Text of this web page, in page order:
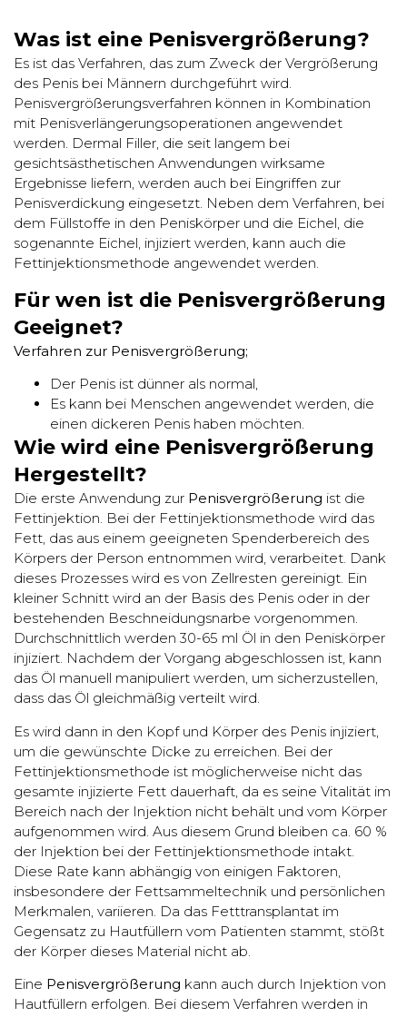
Was ist eine Penisvergrößerung?
Es ist das Verfahren, das zum Zweck der Vergrößerung
des Penis bei Männern durchgeführt wird.
Penisvergrößerungsverfahren können in Kombination
mit Penisverlängerungsoperationen angewendet
werden. Dermal Filler, die seit langem bei
gesichtsästhetischen Anwendungen wirksame
Ergebnisse liefern, werden auch bei Eingriffen zur
Penisverdickung eingesetzt. Neben dem Verfahren, bei
dem Füllstoffe in den Peniskörper und die Eichel, die
sogenannte Eichel, injiziert werden, kann auch die
Fettinjektionsmethode angewendet werden.
Für wen ist die Penisvergrößerung
Geeignet?
Verfahren zur Penisvergrößerung;
Der Penis ist dünner als normal,
Es kann bei Menschen angewendet werden, die
einen dickeren Penis haben möchten.
Wie wird eine Penisvergrößerung
Hergestellt?
Die erste Anwendung zur Penisvergrößerung ist die
Fettinjektion. Bei der Fettinjektionsmethode wird das
Fett, das aus einem geeigneten Spenderbereich des
Körpers der Person entnommen wird, verarbeitet. Dank
dieses Prozesses wird es von Zellresten gereinigt. Ein
kleiner Schnitt wird an der Basis des Penis oder in der
bestehenden Beschneidungsnarbe vorgenommen.
Durchschnittlich werden 30-65 ml Öl in den Peniskörper
injiziert. Nachdem der Vorgang abgeschlossen ist, kann
das Öl manuell manipuliert werden, um sicherzustellen,
dass das Öl gleichmäßig verteilt wird.
Es wird dann in den Kopf und Körper des Penis injiziert,
um die gewünschte Dicke zu erreichen. Bei der
Fettinjektionsmethode ist möglicherweise nicht das
gesamte injizierte Fett dauerhaft, da es seine Vitalität im
Bereich nach der Injektion nicht behält und vom Körper
aufgenommen wird. Aus diesem Grund bleiben ca. 60 %
der Injektion bei der Fettinjektionsmethode intakt.
Diese Rate kann abhängig von einigen Faktoren,
insbesondere der Fettsammeltechnik und persönlichen
Merkmalen, variieren. Da das Fetttransplantat im
Gegensatz zu Hautfüllern vom Patienten stammt, stößt
der Körper dieses Material nicht ab.
Eine Penisvergrößerung kann auch durch Injektion von
Hautfüllern erfolgen. Bei diesem Verfahren werden in